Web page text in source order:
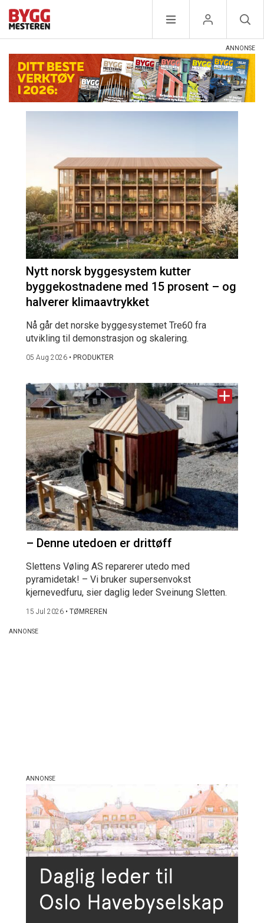
Nytt norsk byggesystem kutter
byggekostnadene med 15 prosent – og
halverer klimaavtrykket
Nå går det norske byggesystemet Tre60 fra
utvikling til demonstrasjon og skalering.
05 Aug 2026 • PRODUKTER
– Denne utedoen er drittøff
Slettens Vøling AS reparerer utedo med
pyramidetak! – Vi bruker supersenvokst
kjernevedfuru, sier daglig leder Sveinung Sletten.
15 Jul 2026 • TØMREREN